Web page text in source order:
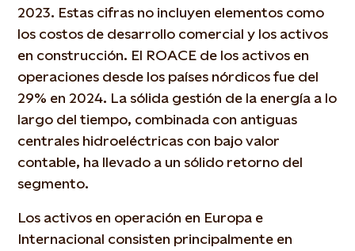
2023. Estas cifras no incluyen elementos como
los costos de desarrollo comercial y los activos
en construcción. El ROACE de los activos en
operaciones desde los países nórdicos fue del
29% en 2024. La sólida gestión de la energía a lo
largo del tiempo, combinada con antiguas
centrales hidroeléctricas con bajo valor
contable, ha llevado a un sólido retorno del
segmento.
Los activos en operación en Europa e
Internacional consisten principalmente en